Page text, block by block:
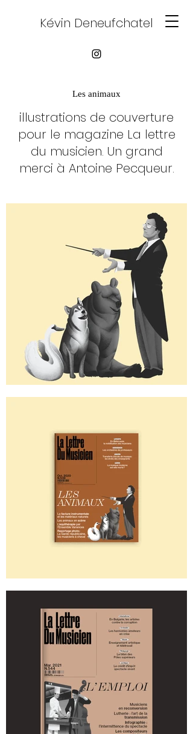
Kévin Deneufchatel
Les animaux
illustrations de couverture
pour le magazine La lettre
du musicien. Un grand
merci à Antoine Pecqueur.